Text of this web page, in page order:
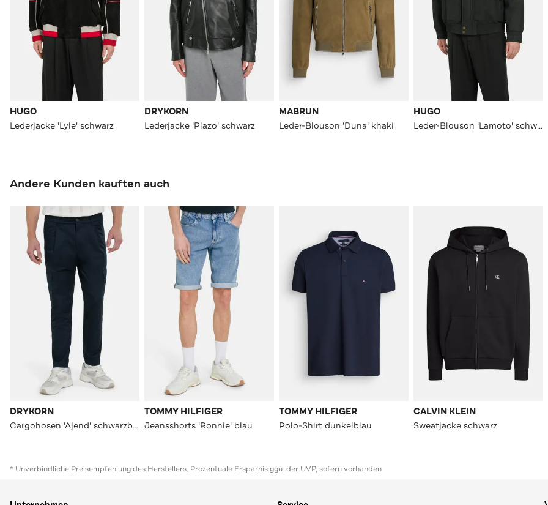
HUGO
Lederjacke 'Lyle' schwarz
DRYKORN
Lederjacke 'Plazo' schwarz
MABRUN
Leder-Blouson 'Duna' khaki
HUGO
Leder-Blouson 'Lamoto' schwarz
Andere Kunden kauften auch
DRYKORN
Cargohosen 'Ajend' schwarzblau
TOMMY HILFIGER
Jeansshorts 'Ronnie' blau
TOMMY HILFIGER
Polo-Shirt dunkelblau
CALVIN KLEIN
Sweatjacke schwarz
* Unverbindliche Preisempfehlung des Herstellers. Prozentuale Ersparnis ggü. der UVP, sofern vorhanden